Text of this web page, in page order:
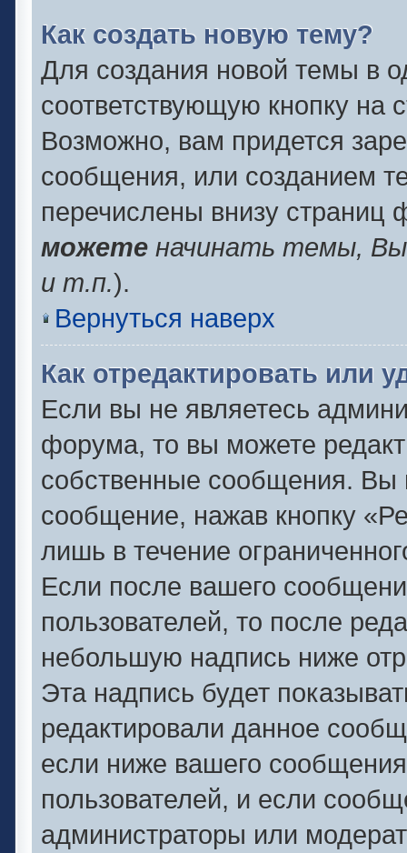
Как создать новую тему?
Для создания новой темы в
соответствующую кнопку
Возможно, вам придется
сообщения, или созданием
перечислены внизу
можете начинать темы,
и т.п.).
Вернуться наверх
Как отредактировать или
Если вы не являетесь
форума, то вы можете
собственные сообщения. Вы
сообщение, нажав кнопку
лишь в течение
Если после вашего
пользователей, то после
небольшую надпись ниже
Эта надпись будет
редактировали данное
если ниже вашего
пользователей, и если
администраторы или